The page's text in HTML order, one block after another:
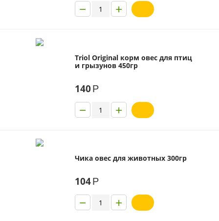
+
−
Triol Original корм овес для птиц
и грызунов 450гр
140Р
+
−
Чика овес для животных 300гр
104Р
+
−